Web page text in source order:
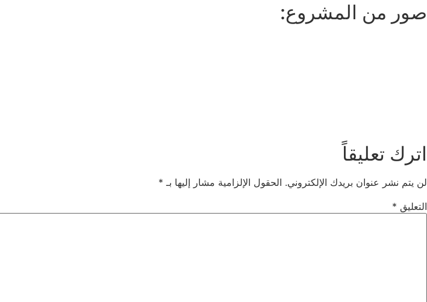
صور من المشروع:
اترك تعليقاً
لن يتم نشر عنوان بريدك الإلكتروني. الحقول الإلزامية مشار إليها بـ *
التعليق *